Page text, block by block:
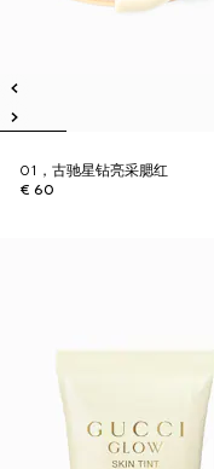
01，古驰星钻亮采腮红
€ 60